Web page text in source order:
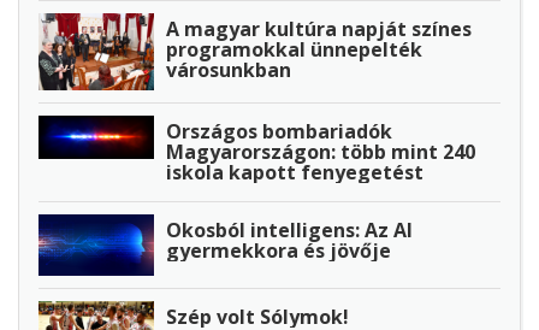
A magyar kultúra napját színes
programokkal ünnepelték
városunkban
Országos bombariadók
Magyarországon: több mint 240
iskola kapott fenyegetést
Okosból intelligens: Az AI
gyermekkora és jövője
Szép volt Sólymok!